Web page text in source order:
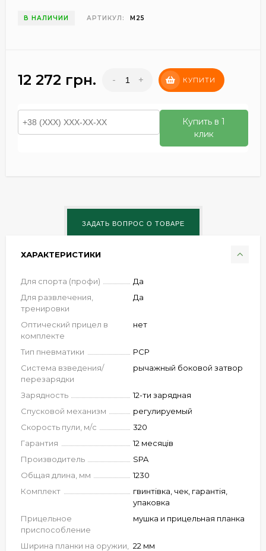
В НАЛИЧИИ АРТИКУЛ: M25
12 272 грн. - + КУПИТИ
Купить в 1
клик
ХАРАКТЕРИСТИКИ
Для спорта (профи)
Да
Для развлечения,
тренировки
Да
Оптический прицел в
комплекте
нет
Тип пневматики
PCP
Система взведения/
перезарядки
рычажный боковой затвор
Зарядность
12-ти зарядная
Спусковой механизм
регулируемый
Скорость пули, м/с
320
Гарантия
12 месяців
Производитель
SPA
Общая длина, мм
1230
Комплект
гвинтівка, чек, гарантія,
упаковка
Прицельное
приспособление
мушка и прицельная планка
Ширина планки на оружии,
22 мм